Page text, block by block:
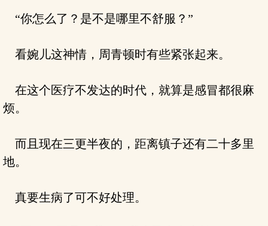
“你怎么了？是不是哪里不舒服？”
看婉儿这神情，周青顿时有些紧张起来。
在这个医疗不发达的时代，就算是感冒都很麻
烦。
而且现在三更半夜的，距离镇子还有二十多里
地。
真要生病了可不好处理。